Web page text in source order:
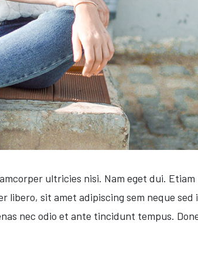
ultricies nisi. Nam eget dui. Etiam
sit amet adipiscing sem neque sed
nec odio et ante tincidunt tempus.